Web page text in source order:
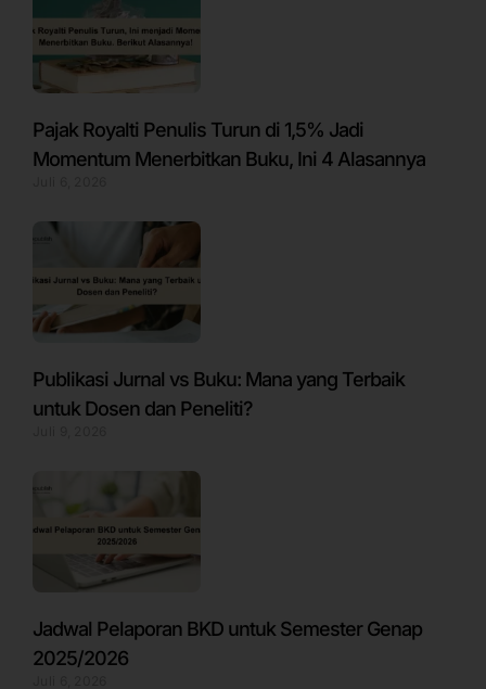
Pajak Royalti Penulis Turun di 1,5% Jadi
Momentum Menerbitkan Buku, Ini 4 Alasannya
Publikasi Jurnal vs Buku: Mana yang Terbaik
untuk Dosen dan Peneliti?
Jadwal Pelaporan BKD untuk Semester Genap
2025/2026